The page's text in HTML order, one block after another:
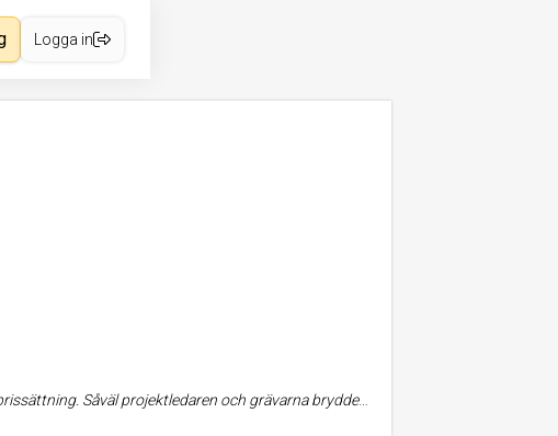
Logga in
få fakturera snabbt. Väldigt lyhörda! Jag fick kontakt med företaget via rekommendation och vill givetvis rekommendera vidare.